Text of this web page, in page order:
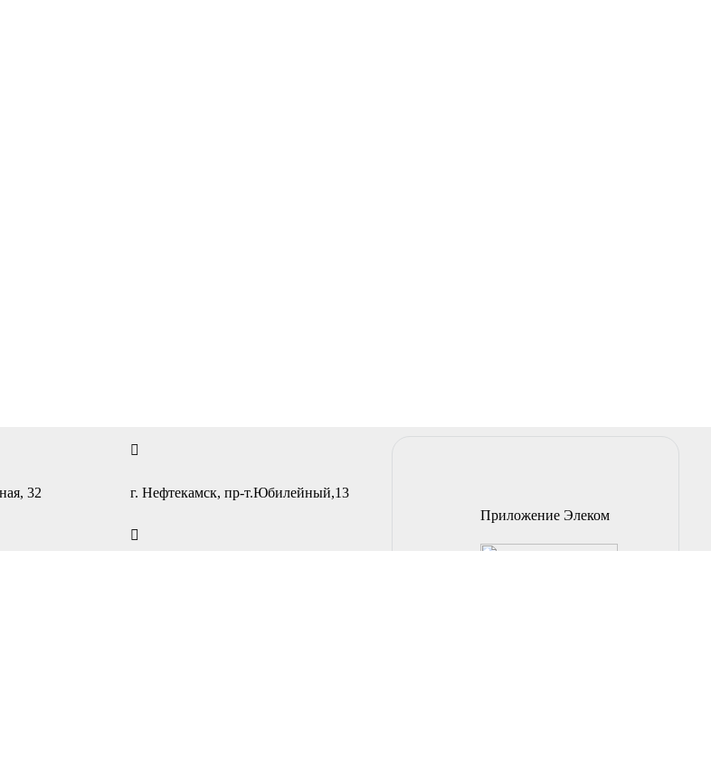
32 г. Нефтекамск, пр-т.Юбилейный,13
Приложение Элеком